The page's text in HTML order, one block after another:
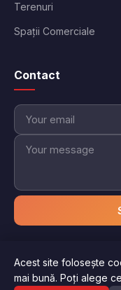
Terenuri
Spații Comerciale
Contact
© 2026
Acest site folosește
mai bună. Poți alege